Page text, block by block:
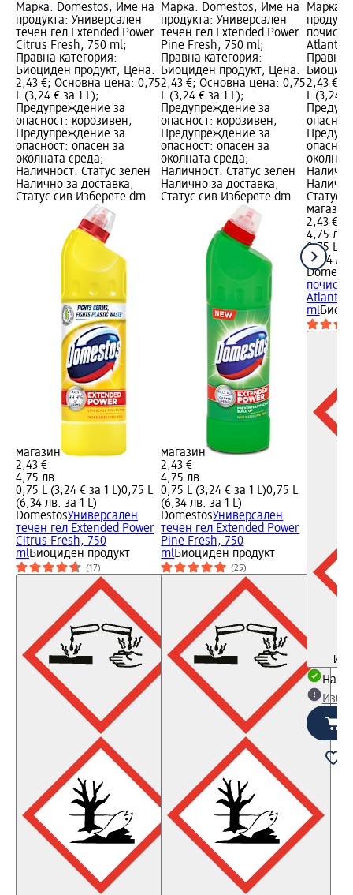
Марка: Domestos; Име на
продукта: Универсален
течен гел Extended Power
Citrus Fresh, 750 ml;
Правна категория:
Биоциден продукт; Цена:
2,43 €; Основна цена: 0,75
L (3,24 € за 1 L);
Предупреждение за
опасност: корозивен,
Предупреждение за
опасност: опасен за
околната среда;
Наличност: Статус зелен
Налично за доставка,
Статус сив Изберете dm
магазин
2,43 €
4,75 лв.
0,75 L (3,24 € за 1 L)0,75 L
(6,34 лв. за 1 L)
DomestosУниверсален
течен гел Extended Power
Citrus Fresh, 750
mlБиоциден продукт
(17)
Марка: Domestos; Име на
продукта: Универсален
течен гел Extended Power
Pine Fresh, 750 ml;
Правна категория:
Биоциден продукт; Цена:
2,43 €; Основна цена: 0,75
L (3,24 € за 1 L);
Предупреждение за
опасност: корозивен,
Предупреждение за
опасност: опасен за
околната среда;
Наличност: Статус зелен
Налично за доставка,
Статус сив Изберете dm
магазин
2,43 €
4,75 лв.
0,75 L (3,24 € за 1 L)0,75 L
(6,34 лв. за 1 L)
DomestosУниверсален
течен гел Extended Power
Pine Fresh, 750
mlБиоциден продукт
(25)
Марка:
Atlantic
Правна
2,43 €;
L (3,24
Статус
магазин
2,43 €
4,75 лв.
0,75 L
(6,34
Atlantic
ml